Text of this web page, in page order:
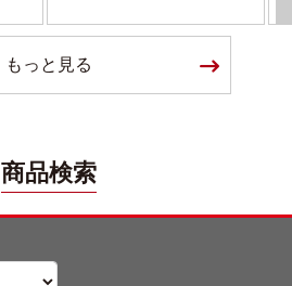
もっと見る
商品検索